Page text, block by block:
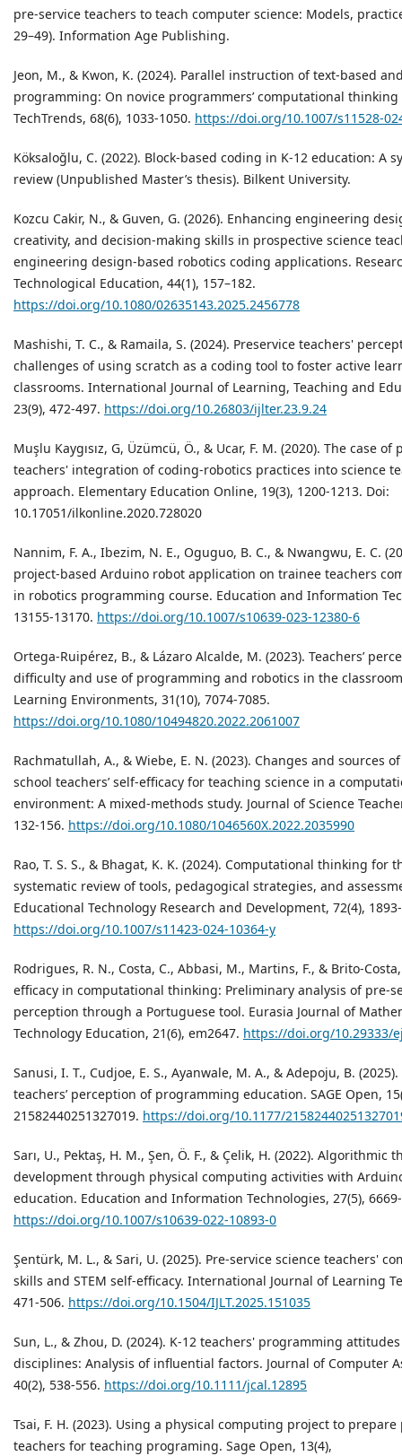
pre-service teachers to teach computer science: Models,
29–49). Information Age Publishing.
Jeon, M., & Kwon, K. (2024). Parallel instruction of text-based
programming: On novice programmers’ computational thinking
TechTrends, 68(6), 1033-1050. https://doi.org/10.1007/s11528-
Köksaloğlu, C. (2022). Block-based coding in K-12 education: A
review (Unpublished Master’s thesis). Bilkent University.
Kozcu Cakir, N., & Guven, G. (2026). Enhancing engineering
creativity, and decision-making skills in prospective science
engineering design-based robotics coding applications.
Technological Education, 44(1), 157–182.
https://doi.org/10.1080/02635143.2025.2456778
Mashishi, T. C., & Ramaila, S. (2024). Preservice teachers'
challenges of using scratch as a coding tool to foster active
classrooms. International Journal of Learning, Teaching and
23(9), 472-497. https://doi.org/10.26803/ijlter.23.9.24
Muşlu Kaygısız, G, Üzümcü, Ö., & Ucar, F. M. (2020). The case of
teachers' integration of coding-robotics practices into science
approach. Elementary Education Online, 19(3), 1200-1213. Doi:
10.17051/ilkonline.2020.728020
Nannim, F. A., Ibezim, N. E., Oguguo, B. C., & Nwangwu, E. C.
project-based Arduino robot application on trainee teachers
in robotics programming course. Education and Information
13155-13170. https://doi.org/10.1007/s10639-023-12380-6
Ortega-Ruipérez, B., & Lázaro Alcalde, M. (2023). Teachers’
difficulty and use of programming and robotics in the
Learning Environments, 31(10), 7074-7085.
https://doi.org/10.1080/10494820.2022.2061007
Rachmatullah, A., & Wiebe, E. N. (2023). Changes and sources
school teachers’ self-efficacy for teaching science in a
environment: A mixed-methods study. Journal of Science
132-156. https://doi.org/10.1080/1046560X.2022.2035990
Rao, T. S. S., & Bhagat, K. K. (2024). Computational thinking for
systematic review of tools, pedagogical strategies, and
Educational Technology Research and Development, 72(4),
https://doi.org/10.1007/s11423-024-10364-y
Rodrigues, R. N., Costa, C., Abbasi, M., Martins, F., & Brito-
efficacy in computational thinking: Preliminary analysis of pre-
perception through a Portuguese tool. Eurasia Journal of
Technology Education, 21(6), em2647. https://doi.org/10.29333/
Sanusi, I. T., Cudjoe, E. S., Ayanwale, M. A., & Adepoju, B.
teachers’ perception of programming education. SAGE Open,
21582440251327019. https://doi.org/10.1177/
Sarı, U., Pektaş, H. M., Şen, Ö. F., & Çelik, H. (2022). Algorithmic
development through physical computing activities with
education. Education and Information Technologies, 27(5),
https://doi.org/10.1007/s10639-022-10893-0
Şentürk, M. L., & Sari, U. (2025). Pre-service science teachers'
skills and STEM self-efficacy. International Journal of Learning
471-506. https://doi.org/10.1504/IJLT.2025.151035
Sun, L., & Zhou, D. (2024). K‐12 teachers' programming
disciplines: Analysis of influential factors. Journal of Computer
40(2), 538-556. https://doi.org/10.1111/jcal.12895
Tsai, F. H. (2023). Using a physical computing project to
teachers for teaching programing. Sage Open, 13(4),